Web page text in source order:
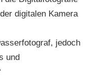
digitalen Kamera
jedoch
und